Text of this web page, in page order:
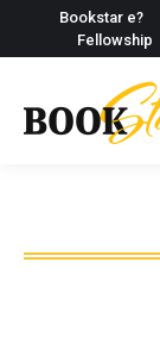
Bookstar е?
Fellowship